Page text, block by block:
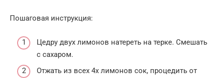
Пошаговая инструкция:
Цедру двух лимонов натереть на терке. Смешать
с сахаром.
Отжать из всех 4х лимонов сок, процедить от